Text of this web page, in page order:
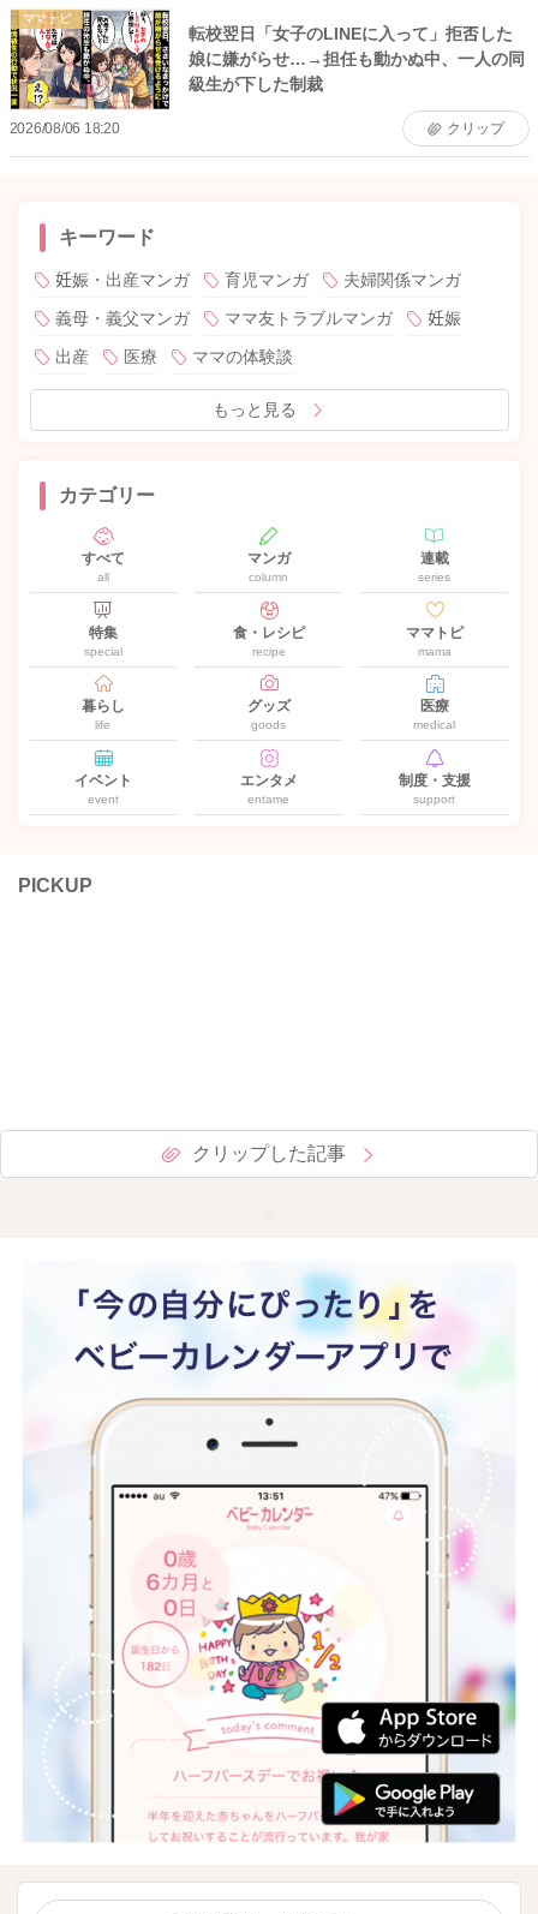
ママトピ
転校翌日「女子のLINEに入って」拒否した
娘に嫌がらせ…→担任も動かぬ中、一人の同
級生が下した制裁
2026/08/06 18:20 クリップ
キーワード
妊娠・出産マンガ 育児マンガ
夫婦関係マンガ
義母・義父マンガ
ママ友トラブルマンガ
妊娠
出産
医療 ママの体験談
もっと見る
カテゴリー
すべて
all
マンガ
column
連載
series
特集
special
食・レシピ
recipe
ママトピ
mama
暮らし
life
グッズ
goods
医療
medical
イベント
event
エンタメ
entame
制度・支援
support
PICKUP
クリップした記事